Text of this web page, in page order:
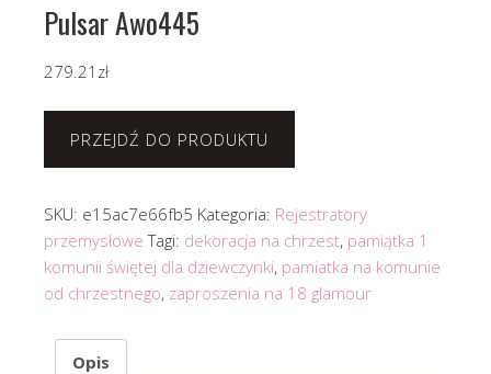
Pulsar Awo445
279.21 zł
PRZEJDŹ DO PRODUKTU
SKU: e15ac7e66fb5 Kategoria: Rejestratory
przemysłowe Tagi: dekoracja na chrzest, pamiątka 1
komunii świętej dla dziewczynki, pamiatka na komunie
od chrzestnego, zaproszenia na 18 glamour
Opis